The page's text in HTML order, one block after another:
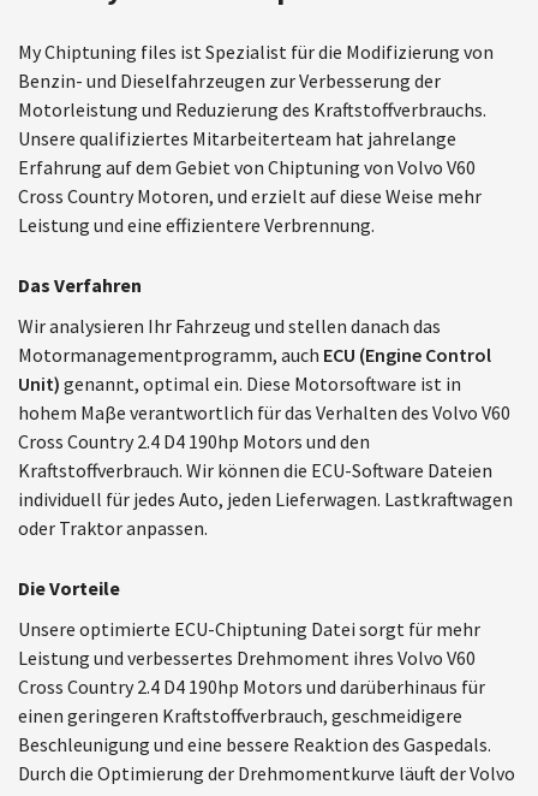
My Chiptuning files ist Spezialist für die Modifizierung von
Benzin- und Dieselfahrzeugen zur Verbesserung der
Motorleistung und Reduzierung des Kraftstoffverbrauchs.
Unsere qualifiziertes Mitarbeiterteam hat jahrelange
Erfahrung auf dem Gebiet von Chiptuning von Volvo V60
Cross Country Motoren, und erzielt auf diese Weise mehr
Leistung und eine effizientere Verbrennung.
Das Verfahren
Wir analysieren Ihr Fahrzeug und stellen danach das
Motormanagementprogramm, auch ECU (Engine Control
Unit) genannt, optimal ein. Diese Motorsoftware ist in
hohem Maβe verantwortlich für das Verhalten des Volvo V60
Cross Country 2.4 D4 190hp Motors und den
Kraftstoffverbrauch. Wir können die ECU-Software Dateien
individuell für jedes Auto, jeden Lieferwagen. Lastkraftwagen
oder Traktor anpassen.
Die Vorteile
Unsere optimierte ECU-Chiptuning Datei sorgt für mehr
Leistung und verbessertes Drehmoment ihres Volvo V60
Cross Country 2.4 D4 190hp Motors und darüberhinaus für
einen geringeren Kraftstoffverbrauch, geschmeidigere
Beschleunigung und eine bessere Reaktion des Gaspedals.
Durch die Optimierung der Drehmomentkurve läuft der Volvo